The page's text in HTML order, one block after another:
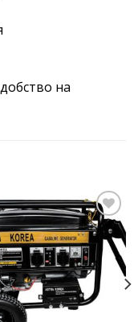
на
Add to
wishlist